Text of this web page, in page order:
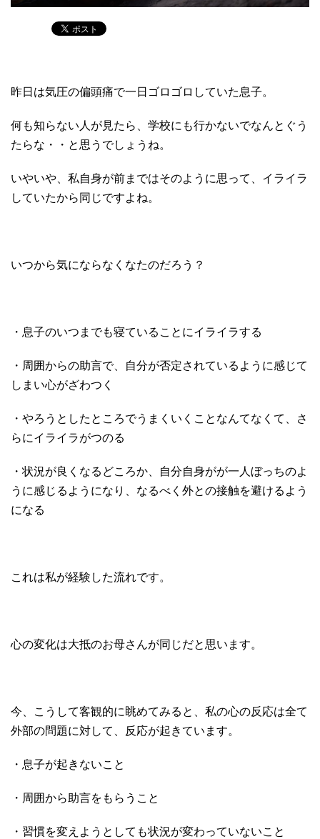
昨日は気圧の偏頭痛で一日ゴロゴロしていた息子。
何も知らない人が見たら、学校にも行かないでなんとぐう
たらな・・と思うでしょうね。
いやいや、私自身が前まではそのように思って、イライラ
していたから同じですよね。
いつから気にならなくなたのだろう？
・息子のいつまでも寝ていることにイライラする
・周囲からの助言で、自分が否定されているように感じて
しまい心がざわつく
・やろうとしたところでうまくいくことなんてなくて、さ
らにイライラがつのる
・状況が良くなるどころか、自分自身がが一人ぼっちのよ
うに感じるようになり、なるべく外との接触を避けるよう
になる
これは私が経験した流れです。
心の変化は大抵のお母さんが同じだと思います。
今、こうして客観的に眺めてみると、私の心の反応は全て
外部の問題に対して、反応が起きています。
・息子が起きないこと
・周囲から助言をもらうこと
・習慣を変えようとしても状況が変わっていないこと